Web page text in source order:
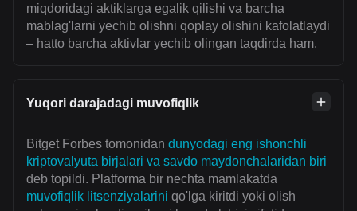
miqdoridagi aktiklarga egalik qilishi va barcha
mablag'larni yechib olishni qoplay olishini kafolatlaydi
– hatto barcha aktivlar yechib olingan taqdirda ham.
Yuqori darajadagi muvofiqlik
Bitget Forbes tomonidan dunyodagi eng ishonchli
kriptovalyuta birjalari va savdo maydonchalaridan biri
deb topildi. Platforma bir nechta mamlakatda
muvofiqlik litsenziyalarini qo'lga kiritdi yoki olish